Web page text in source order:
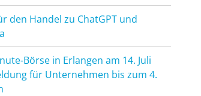
den Handel zu ChatGPT und
Börse in Erlangen am 14. Juli
für Unternehmen bis zum 4.